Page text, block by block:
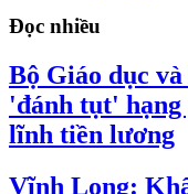
Đọc nhiều
Bộ Giáo dục
'đánh tụt' hạng
lĩnh tiền lương
Vĩnh Long: